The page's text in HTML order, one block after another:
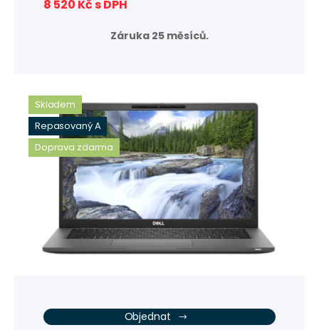
8 520 Kč s DPH
Záruka 25 měsíců.
Skladem
Repasovaný A
Doprava zdarma
Objednat